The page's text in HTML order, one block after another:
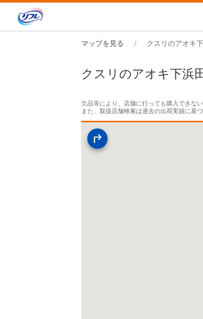
マップを見る クスリのアオキ
クスリのアオキ下浜
欠品等により、店舗に行っても購入できな
また、取扱店舗検索は過去の出荷実績に基